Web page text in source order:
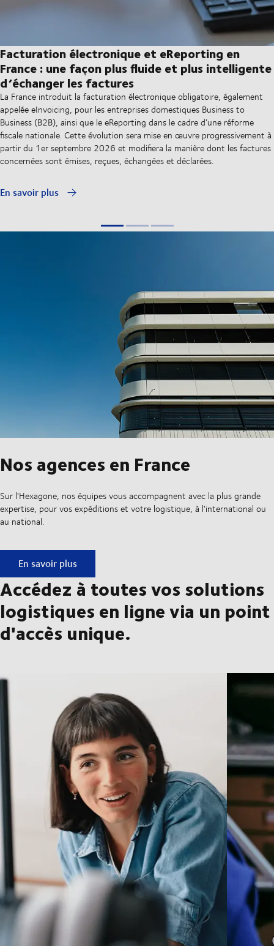
Facturation électronique et eReporting en
France : une façon plus fluide et plus intelligente
d’échanger les factures
La France introduit la facturation électronique obligatoire, également
appelée eInvoicing, pour les entreprises domestiques Business to
Business (B2B), ainsi que le eReporting dans le cadre d’une réforme
fiscale nationale. Cette évolution sera mise en œuvre progressivement à
partir du 1er septembre 2026 et modifiera la manière dont les factures
concernées sont émises, reçues, échangées et déclarées.
En savoir plus
Nos agences en France
Sur l'Hexagone, nos équipes vous accompagnent avec la plus grande
expertise, pour vos expéditions et votre logistique, à l'international ou
au national.
Nos agences en France
En savoir plus
Accédez à toutes vos solutions
logistiques en ligne via un point
d'accès unique.